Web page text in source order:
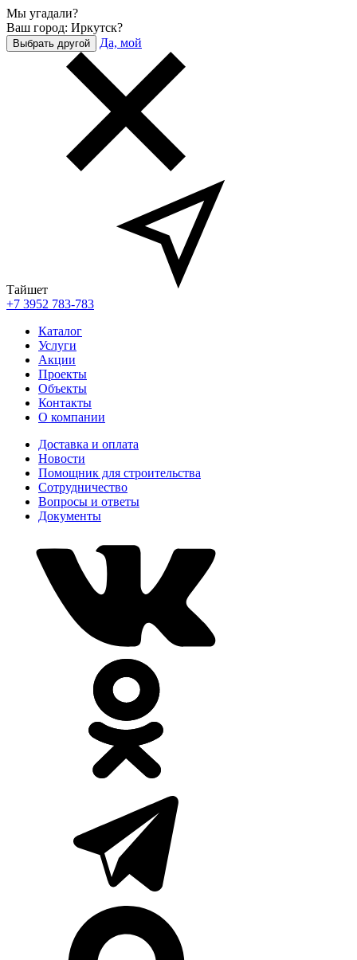
Мы угадали?
Ваш город: Иркутск?
Выбрать другой Да, мой
Тайшет
+7 3952 783-783
Каталог
Услуги
Акции
Проекты
Объекты
Контакты
О компании
Доставка и оплата
Новости
Помощник для строительства
Сотрудничество
Вопросы и ответы
Документы